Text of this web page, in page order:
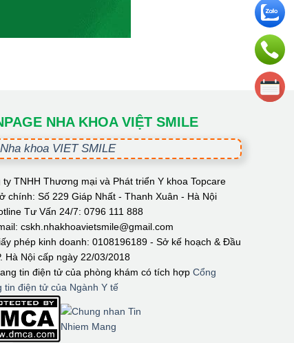
NHA KHOA VIỆT SMILE
Nha khoa VIET SMILE
ty TNHH Thương mại và Phát triển Y khoa Topcare
chính: Số 229 Giáp Nhất - Thanh Xuân - Hà Nội
Tư Vấn 24/7: 0796 111 888
cskh.nhakhoavietsmile@gmail.com
phép kinh doanh: 0108196189 - Sở kế hoạch & Đầu
Hà Nội cấp ngày 22/03/2018
tin điện tử của phòng khám có tích hợp Cổng
tin điện tử của Ngành Y tế